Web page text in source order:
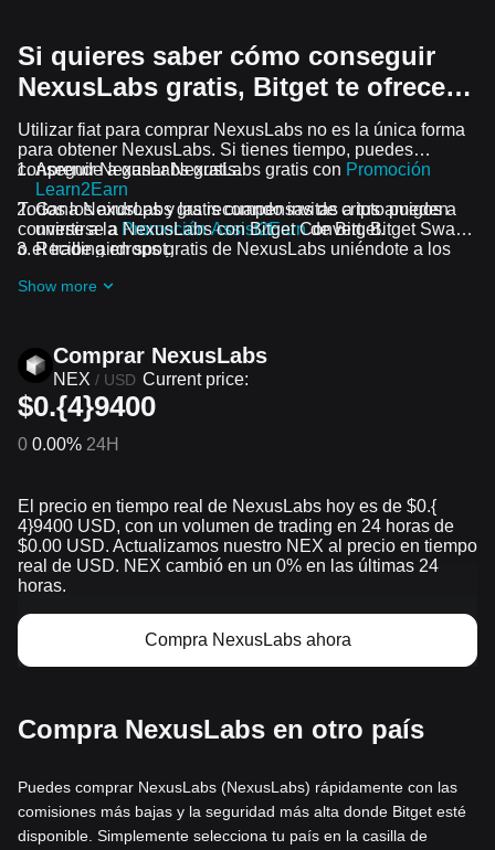
Si quieres saber cómo conseguir
NexusLabs gratis, Bitget te ofrece…
Utilizar fiat para comprar NexusLabs no es la única forma
para obtener NexusLabs. Si tienes tiempo, puedes
conseguir NexusLabs gratis.
Aprende a ganar NexusLabs gratis con Promoción
Learn2Earn
Gana NexusLabs gratis cuando invitas a tus amigos a
unirse a la Promoción Assist2Earnde Bitget.
Recibe airdrops gratis de NexusLabs uniéndote a los
Todos los airdrops y las recompensas de cripto pueden
convertirse a NexusLabs con Bitget Convert, Bitget Swap
o el trading en spot.
Show more
Comprar NexusLabs
NEX / USD Current price:
$0.{4}9400
0 0.00% 24H
El precio en tiempo real de NexusLabs hoy es de $0.{​
4}9400 USD, con un volumen de trading en 24 horas de
$0.00 USD. Actualizamos nuestro NEX al precio en tiempo
real de USD. NEX cambió en un 0% en las últimas 24
horas.
Compra NexusLabs ahora
Compra NexusLabs en otro país
Puedes comprar NexusLabs (NexusLabs) rápidamente con las
comisiones más bajas y la seguridad más alta donde Bitget esté
disponible. Simplemente selecciona tu país en la casilla de